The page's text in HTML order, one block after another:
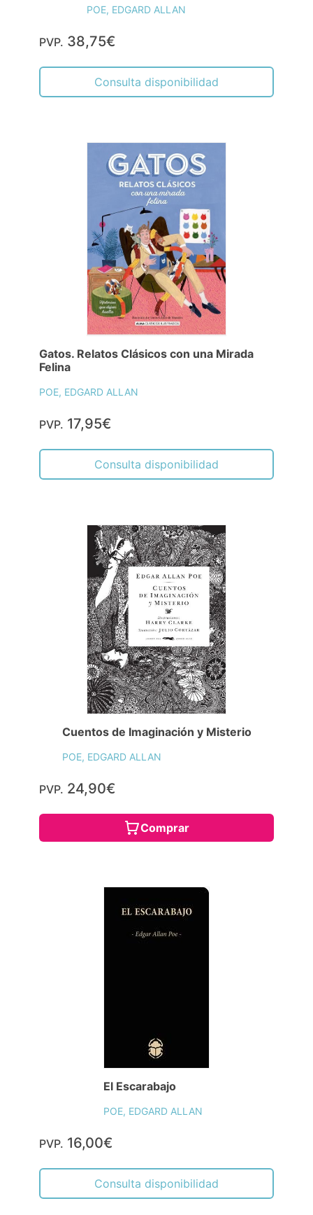
POE, EDGARD ALLAN
PVP. 38,75€
Consulta disponibilidad
Gatos. Relatos Clásicos con una Mirada
Felina
POE, EDGARD ALLAN
PVP. 17,95€
Consulta disponibilidad
Cuentos de Imaginación y Misterio
POE, EDGARD ALLAN
PVP. 24,90€
Comprar
El Escarabajo
POE, EDGARD ALLAN
PVP. 16,00€
Consulta disponibilidad